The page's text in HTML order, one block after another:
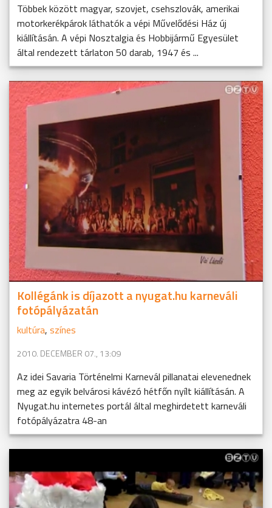
Többek között magyar, szovjet, csehszlovák, amerikai
motorkerékpárok láthatók a vépi Művelődési Ház új
kiállításán. A vépi Nosztalgia és Hobbijármű Egyesület
által rendezett tárlaton 50 darab, 1947 és ...
Kollégánk is díjazott a nyugat.hu karneváli
fotópályázatán
kultúra, színes
2010. DECEMBER 07., 13:09
Az idei Savaria Történelmi Karnevál pillanatai elevenednek
meg az egyik belvárosi kávézó hétfőn nyílt kiállításán. A
Nyugat.hu internetes portál által meghirdetett karneváli
fotópályázatra 48-an